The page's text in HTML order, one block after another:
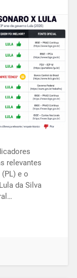
relevantes
e o
da Silva